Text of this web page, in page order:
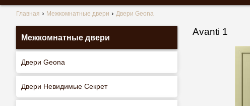
Главная Межкомнатные двери Двери Geona
Межкомнатные двери
Двери Geona
Двери Невидимые Секрет
Avanti 1